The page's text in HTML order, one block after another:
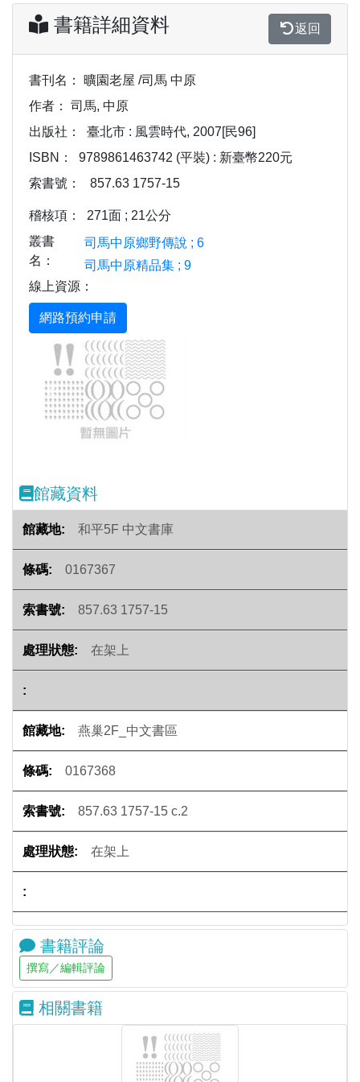
書籍詳細資料 返回
書刊名：
曠園老屋 /司馬 中原
作者：
司馬, 中原
出版社：
臺北市 : 風雲時代, 2007[民96]
ISBN：
9789861463742 (平裝) : 新臺幣220元
索書號：
857.63 1757-15
稽核項：
271面 ; 21公分
叢書
名：
司馬中原鄉野傳說 ; 6
司馬中原精品集 ; 9
線上資源：
Previous
館藏資料
和平5F 中文書庫
0167367
857.63 1757-15
在架上
燕巢2F_中文書區
0167368
857.63 1757-15 c.2
在架上
書籍評論
相關書籍